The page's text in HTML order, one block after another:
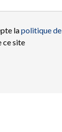
lapolitique de
ce site